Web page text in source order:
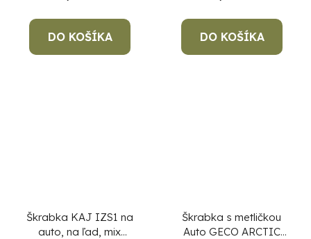
DO KOŠÍKA DO KOŠÍKA
Škrabka KAJ IZS1 na
auto, na ľad, mix
Škrabka s metličkou
Auto GECO ARCTIC